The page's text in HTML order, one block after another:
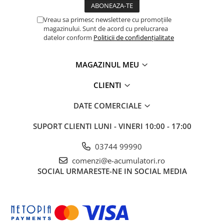
Racire/Incalzire
Statii energie portabile
Sigurante
Lumina (Becuri si Lanterne)
Laptop & PC accesorii, baterii,
cabluri USB, prelungitoare USB
Lichidare de stoc
Oricine vrea o fixare OEM, fiabilă și non-invazivă, fără să
afecteze aspectul interior.
Vreau sa primesc newslettere cu promoțiile
magazinului. Sunt de acord cu prelucrarea
datelor conform Politicii de confidențialitate
MAGAZINUL MEU
CLIENTI
DATE COMERCIALE
SUPORT CLIENTI LUNI - VINERI 10:00 - 17:00
03744 99990
comenzi@e-acumulatori.ro
SOCIAL URMARESTE-NE IN SOCIAL MEDIA